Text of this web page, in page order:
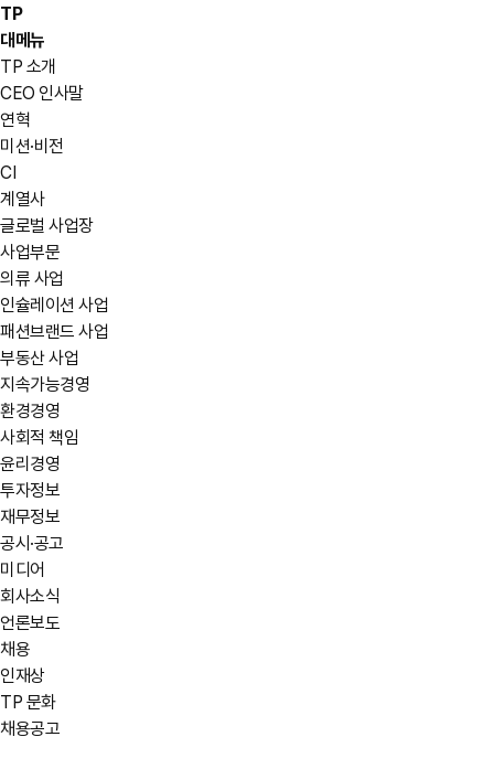
TP
대메뉴
TP 소개
CEO 인사말
연혁
미션·비전
CI
계열사
글로벌 사업장
사업부문
의류 사업
인슐레이션 사업
패션브랜드 사업
부동산 사업
지속가능경영
환경경영
사회적 책임
윤리경영
투자정보
재무정보
공시·공고
미디어
회사소식
언론보도
채용
인재상
TP 문화
채용공고